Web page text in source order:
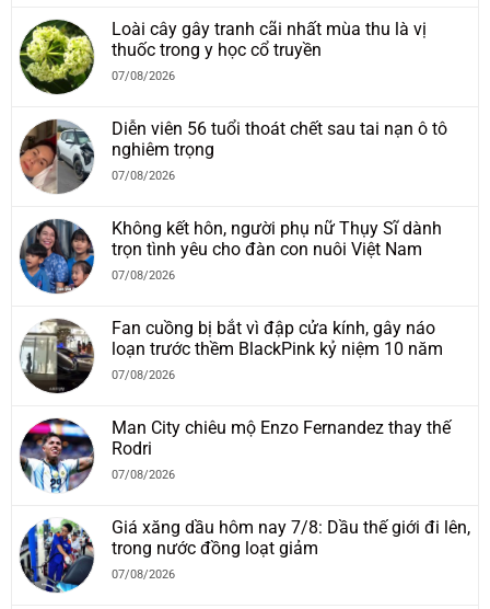
Loài cây gây tranh cãi nhất mùa thu là vị
thuốc trong y học cổ truyền
07/08/2026
Diễn viên 56 tuổi thoát chết sau tai nạn ô tô
nghiêm trọng
07/08/2026
Không kết hôn, người phụ nữ Thụy Sĩ dành
trọn tình yêu cho đàn con nuôi Việt Nam
07/08/2026
Fan cuồng bị bắt vì đập cửa kính, gây náo
loạn trước thềm BlackPink kỷ niệm 10 năm
07/08/2026
Man City chiêu mộ Enzo Fernandez thay thế
Rodri
07/08/2026
Giá xăng dầu hôm nay 7/8: Dầu thế giới đi lên,
trong nước đồng loạt giảm
07/08/2026